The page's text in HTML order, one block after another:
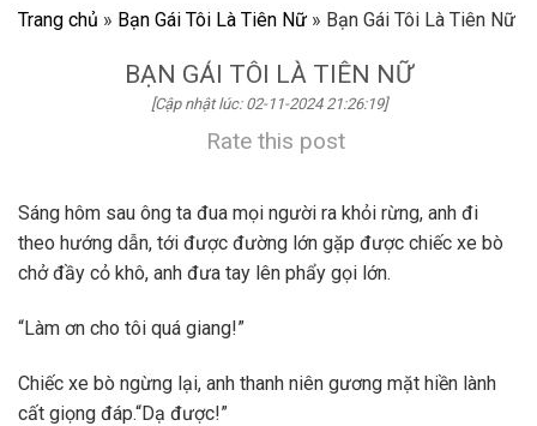
Trang chủ » Bạn Gái Tôi Là Tiên Nữ » Bạn Gái Tôi Là Tiên Nữ
BẠN GÁI TÔI LÀ TIÊN NỮ
[Cập nhật lúc: 02-11-2024 21:26:19]
Rate this post
Sáng hôm sau ông ta đua mọi người ra khỏi rừng, anh đi
theo hướng dẫn, tới được đường lớn gặp được chiếc xe bò
chở đầy cỏ khô, anh đưa tay lên phẩy gọi lớn.
“Làm ơn cho tôi quá giang!”
Chiếc xe bò ngừng lại, anh thanh niên gương mặt hiền lành
cất giọng đáp.“Dạ được!”